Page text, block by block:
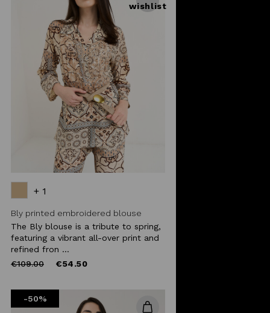
wishlist
+ 1
Bly printed embroidered blouse
The Bly blouse is a tribute to spring,
featuring a vibrant all-over print and
refined fron ...
Price
€109.00to €54.50
-50%